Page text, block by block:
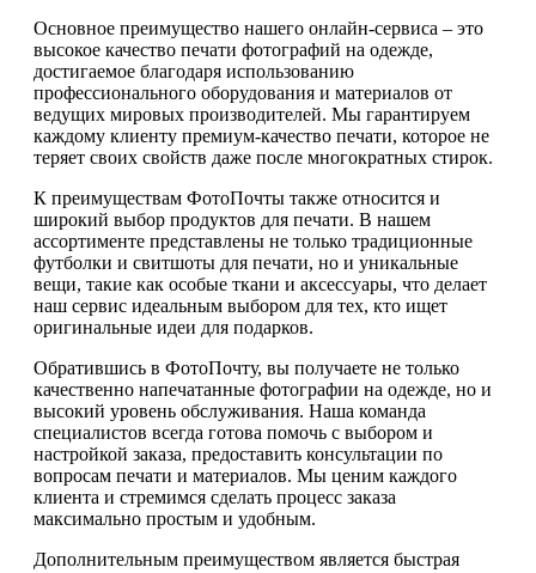
Основное преимущество нашего онлайн-сервиса – это
высокое качество печати фотографий на одежде,
достигаемое благодаря использованию
профессионального оборудования и материалов от
ведущих мировых производителей. Мы гарантируем
каждому клиенту премиум-качество печати, которое не
теряет своих свойств даже после многократных стирок.
К преимуществам ФотоПочты также относится и
широкий выбор продуктов для печати. В нашем
ассортименте представлены не только традиционные
футболки и свитшоты для печати, но и уникальные
вещи, такие как особые ткани и аксессуары, что делает
наш сервис идеальным выбором для тех, кто ищет
оригинальные идеи для подарков.
Обратившись в ФотоПочту, вы получаете не только
качественно напечатанные фотографии на одежде, но и
высокий уровень обслуживания. Наша команда
специалистов всегда готова помочь с выбором и
настройкой заказа, предоставить консультации по
вопросам печати и материалов. Мы ценим каждого
клиента и стремимся сделать процесс заказа
максимально простым и удобным.
Дополнительным преимуществом является быстрая